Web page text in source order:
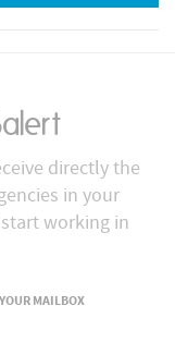
directly the
in your
working in
MAILBOX